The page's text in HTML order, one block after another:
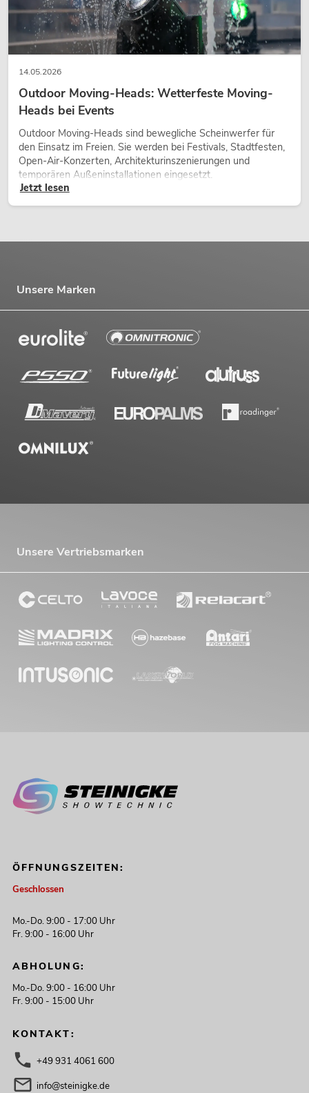
14.05.2026
Outdoor Moving-Heads: Wetterfeste Moving-
Heads bei Events
Outdoor Moving-Heads sind bewegliche Scheinwerfer für
den Einsatz im Freien. Sie werden bei Festivals, Stadtfesten,
Open-Air-Konzerten, Architekturinszenierungen und
temporären Außeninstallationen eingesetzt.
Jetzt lesen
Unsere Marken
Unsere Vertriebsmarken
ÖFFNUNGSZEITEN:
Geschlossen
Mo.-Do. 9:00 - 17:00 Uhr
Fr. 9:00 - 16:00 Uhr
ABHOLUNG:
Mo.-Do. 9:00 - 16:00 Uhr
Fr. 9:00 - 15:00 Uhr
KONTAKT:
+49 931 4061 600
info@steinigke.de